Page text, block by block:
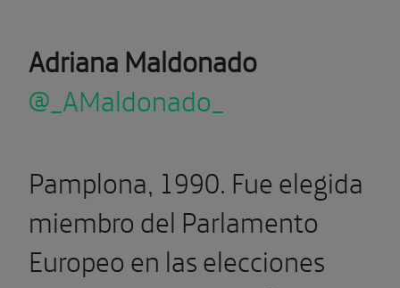
Adriana Maldonado
@_AMaldonado_
Pamplona, 1990. Fue elegida
miembro del Parlamento
Europeo en las elecciones